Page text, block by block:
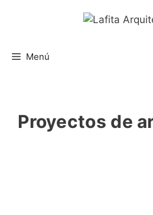
Menú
Proyectos de